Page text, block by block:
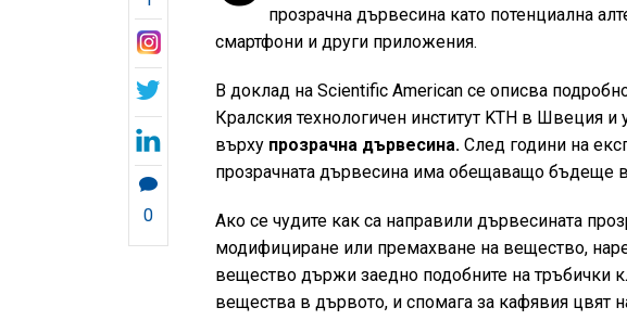
0
прозрачна дървесина като потенциална
смартфони и други приложения.
В доклад на Scientific American се описва
Кралския технологичен институт KTH в Швеция
върху прозрачна дървесина. След години на
прозрачната дървесина има обещаващо бъдеще
Ако се чудите как са направили дървесината
модифициране или премахване на вещество,
вещество държи заедно подобните на тръбички
вещества в дървото, и спомага за кафявия цвят